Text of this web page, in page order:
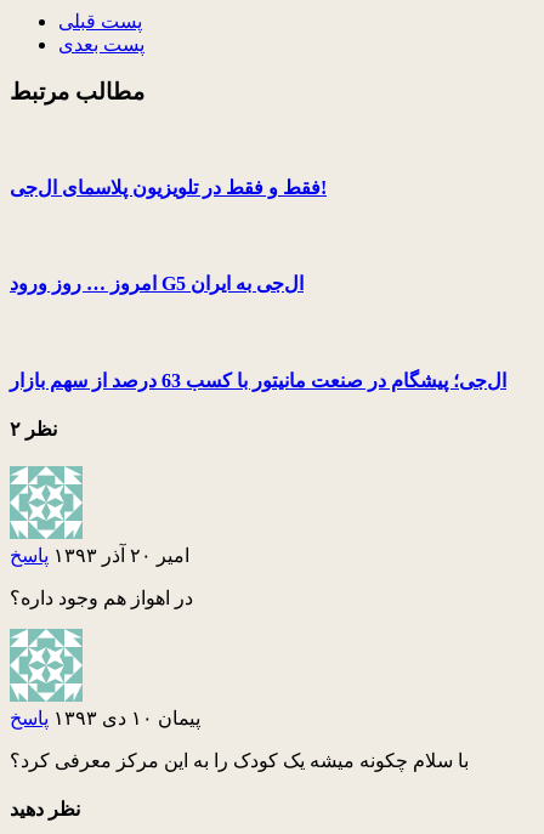
پست قبلی
پست بعدی
مطالب مرتبط
فقط و فقط در تلویزیون پلاسمای ال‌جی!
امروز … روز ورود G5 ال‌جی به ایران
ال‌جی؛ پیشگام در صنعت مانیتور با کسب 63 درصد از سهم بازار
۲ نظر
امیر ۲۰ آذر ۱۳۹۳ پاسخ
در اهواز هم وجود داره؟
پیمان ۱۰ دی ۱۳۹۳ پاسخ
با سلام چکونه میشه یک کودک را به این مرکز معرفی کرد؟
نظر دهید